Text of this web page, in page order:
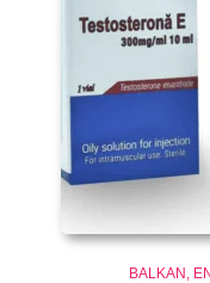
BALKAN